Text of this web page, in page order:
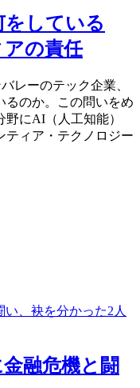
している
の責任
レーのテック企業、
るのか。この問いをめ
にAI（人工知能）
ティア・テクノロジー
、袂を分かった2人
融危機と闘